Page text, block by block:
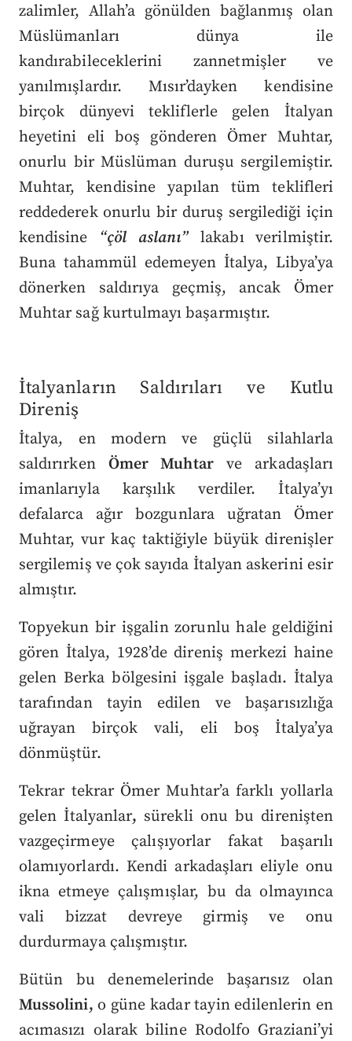
zalimler, Allah’a gönülden bağlanmış olan
Müslümanları dünya ile
kandırabileceklerini zannetmişler ve
yanılmışlardır. Mısır’dayken kendisine
birçok dünyevi tekliflerle gelen İtalyan
heyetini eli boş gönderen Ömer Muhtar,
onurlu bir Müslüman duruşu sergilemiştir.
Muhtar, kendisine yapılan tüm teklifleri
reddederek onurlu bir duruş sergilediği için
kendisine “çöl aslanı”lakabı verilmiştir.
Buna tahammül edemeyen İtalya, Libya’ya
dönerken saldırıya geçmiş, ancak Ömer
Muhtar sağ kurtulmayı başarmıştır.
İtalyanların Saldırıları ve Kutlu
Direniş
İtalya, en modern ve güçlü silahlarla
saldırırken Ömer Muhtarve arkadaşları
imanlarıyla karşılık verdiler. İtalya’yı
defalarca ağır bozgunlara uğratan Ömer
Muhtar, vur kaç taktiğiyle büyük direnişler
sergilemiş ve çok sayıda İtalyan askerini esir
almıştır.
Topyekun bir işgalin zorunlu hale geldiğini
gören İtalya, 1928’de direniş merkezi haine
gelen Berka bölgesini işgale başladı. İtalya
tarafından tayin edilen ve başarısızlığa
uğrayan birçok vali, eli boş İtalya’ya
dönmüştür.
Tekrar tekrar Ömer Muhtar’a farklı yollarla
gelen İtalyanlar, sürekli onu bu direnişten
vazgeçirmeye çalışıyorlar fakat başarılı
olamıyorlardı. Kendi arkadaşları eliyle onu
ikna etmeye çalışmışlar, bu da olmayınca
vali bizzat devreye girmiş ve onu
durdurmaya çalışmıştır.
Bütün bu denemelerinde başarısız olan
Mussolini, o güne kadar tayin edilenlerin en
acımasızı olarak biline Rodolfo Graziani’yi